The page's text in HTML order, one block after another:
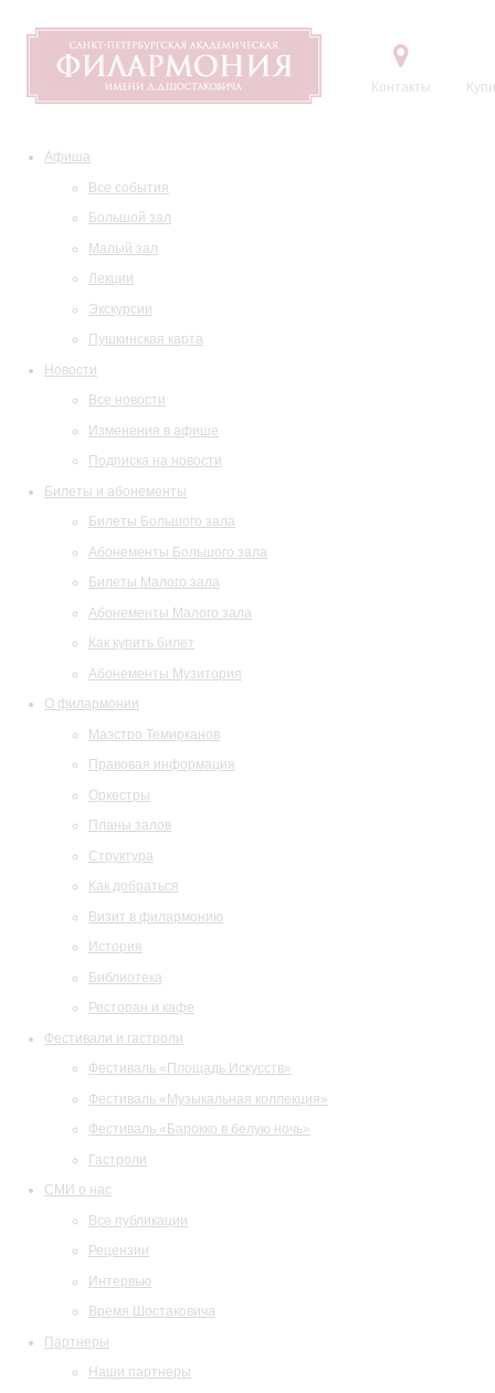
Контакты
Афиша
Все события
Большой зал
Малый зал
Лекции
Экскурсии
Пушкинская карта
Новости
Все новости
Изменения в афише
Подписка на новости
Билеты и абонементы
Билеты Большого зала
Абонементы Большого зала
Билеты Малого зала
Абонементы Малого зала
Как купить билет
Абонементы Музитория
О филармонии
Маэстро Темирканов
Правовая информация
Оркестры
Планы залов
Структура
Как добраться
Визит в филармонию
История
Библиотека
Ресторан и кафе
Фестивали и гастроли
Фестиваль «Площадь Искусств»
Фестиваль «Музыкальная коллекция»
Фестиваль «Барокко в белую ночь»
Гастроли
СМИ о нас
Все публикации
Рецензии
Интервью
Время Шостаковича
Партнеры
Наши партнеры